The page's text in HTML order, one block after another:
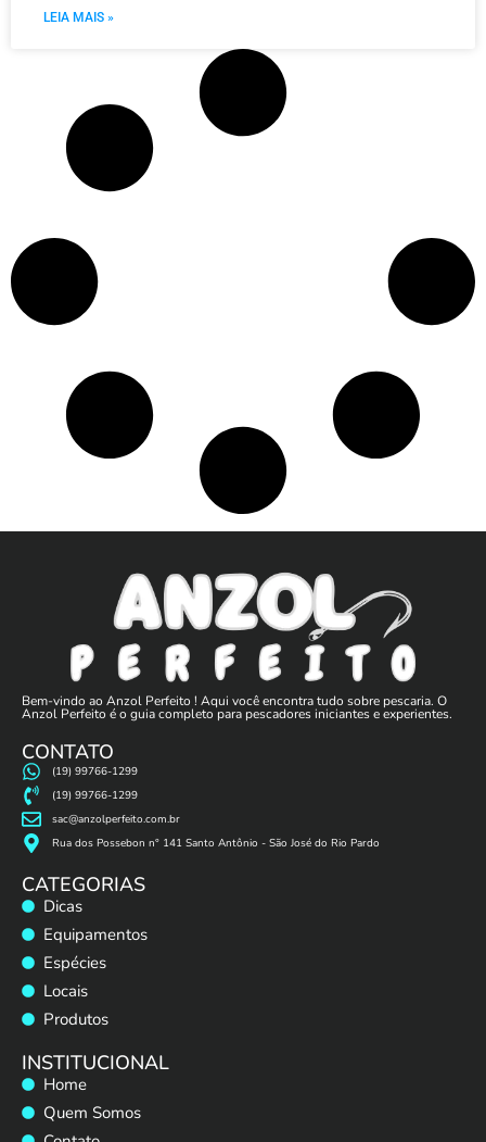
LEIA MAIS »
Bem-vindo ao Anzol Perfeito ! Aqui você encontra tudo sobre pescaria. O
Anzol Perfeito é o guia completo para pescadores iniciantes e experientes.
CONTATO
(19) 99766-1299
(19) 99766-1299
sac@anzolperfeito.com.br
Rua dos Possebon n° 141 Santo Antônio - São José do Rio Pardo
CATEGORIAS
Dicas
Equipamentos
Espécies
Locais
Produtos
INSTITUCIONAL
Home
Quem Somos